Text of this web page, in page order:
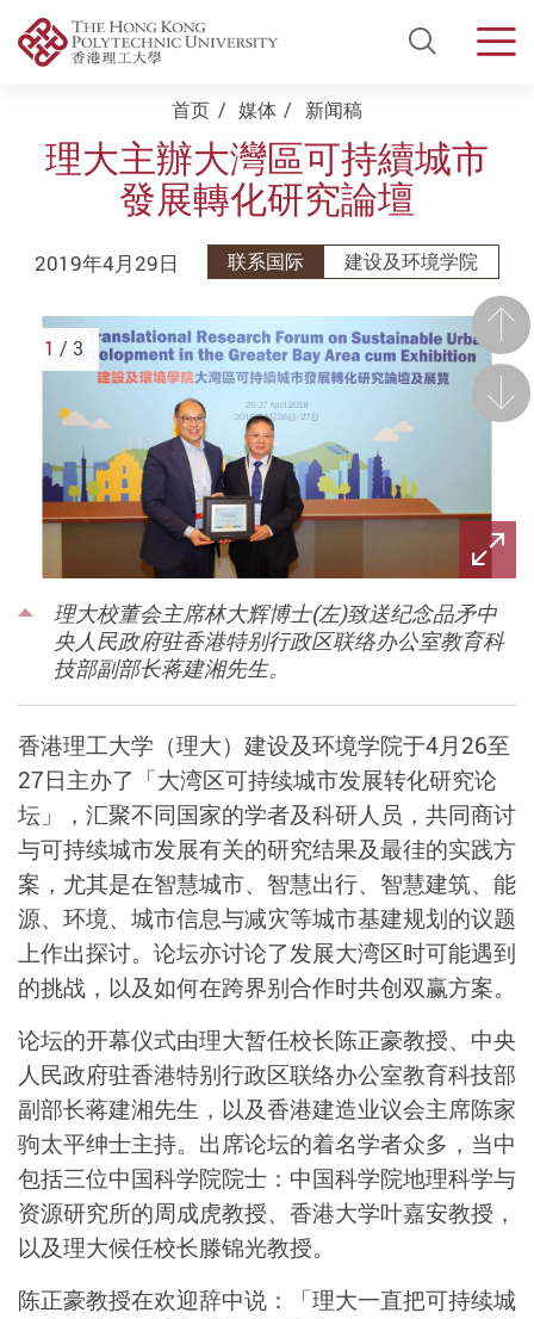
Open
Start main content首页 媒体 新闻稿
理大主辦大灣區可持續城市
發展轉化研究論壇
2019年4月29日 联系国际 建设及环境学院
前
理大校董会主席林大辉博士(左)致送纪念品矛中
央人民政府驻香港特别行政区联络办公室教育科
技部副部长蒋建湘先生。
后一
1 / 3
香港理工大学（理大）建设及环境学院于4月26至
27日主办了「大湾区可持续城市发展转化研究论
坛」，汇聚不同国家的学者及科研人员，共同商讨
与可持续城市发展有关的研究结果及最徍的实践方
案，尤其是在智慧城市、智慧出行、智慧建筑、能
源、环境、城市信息与减灾等城市基建规划的议题
上作出探讨。论坛亦讨论了发展大湾区时可能遇到
的挑战，以及如何在跨界别合作时共创双赢方案。
论坛的开幕仪式由理大暂任校长陈正豪教授、中央
人民政府驻香港特别行政区联络办公室教育科技部
副部长蒋建湘先生，以及香港建造业议会主席陈家
驹太平绅士主持。出席论坛的着名学者众多，当中
包括三位中国科学院院士：中国科学院地理科学与
资源研究所的周成虎教授、香港大学叶嘉安教授，
以及理大候任校长滕锦光教授。
陈正豪教授在欢迎辞中说：「理大一直把可持续城